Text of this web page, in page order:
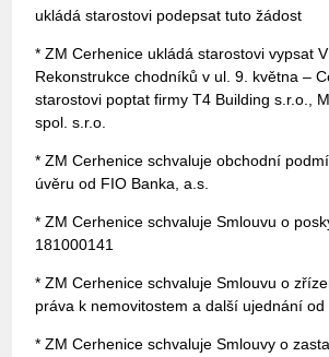
ukládá starostovi podepsat tuto žádost
* ZM Cerhenice ukládá starostovi vypsat
Rekonstrukce chodníků v ul. 9. května –
starostovi poptat firmy T4 Building s.r.o.,
spol. s.r.o.
* ZM Cerhenice schvaluje obchodní
úvěru od FIO Banka, a.s.
* ZM Cerhenice schvaluje Smlouvu o
181000141
* ZM Cerhenice schvaluje Smlouvu o
práva k nemovitostem a další ujednání od
* ZM Cerhenice schvaluje Smlouvy o